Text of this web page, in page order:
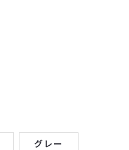
グレー